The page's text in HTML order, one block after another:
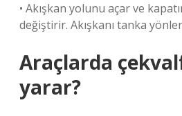
• Akışkan yolunu açar ve
değiştirir. Akışkanı tanka
Araçlarda
yarar?